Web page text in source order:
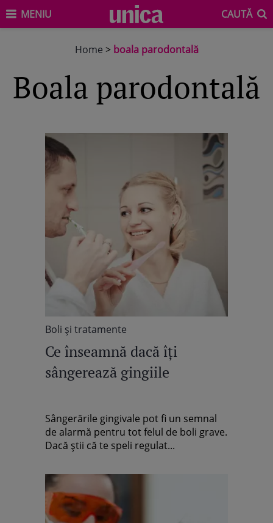
MENIU CAUTĂ
Home > boala parodontală
boala parodontală
Boli şi tratamente
Ce înseamnă dacă îţi
sângerează gingiile
Sângerările gingivale pot fi un semnal
de alarmă pentru tot felul de boli grave.
Dacă ştii că te speli regulat...